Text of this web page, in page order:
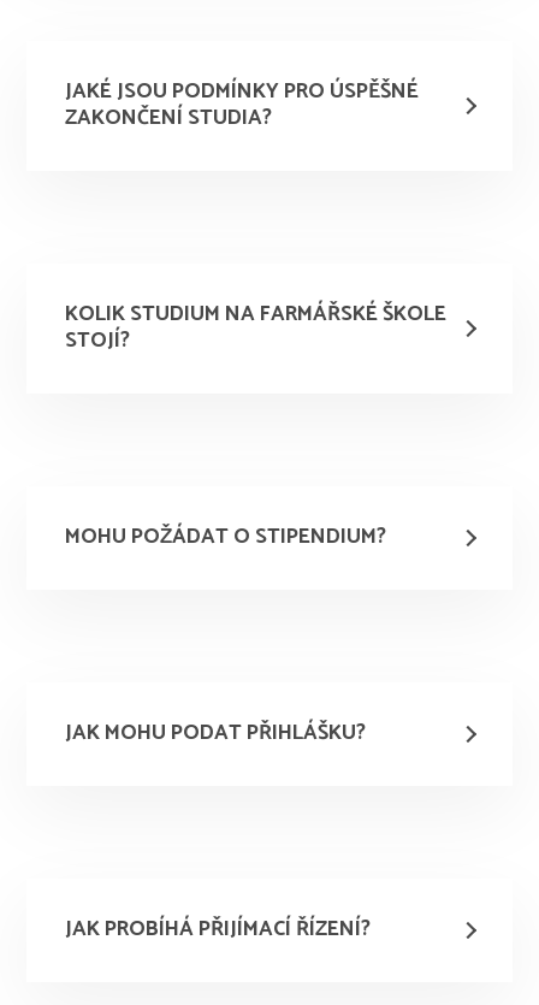
JAKÉ JSOU PODMÍNKY PRO ÚSPĚŠNÉ
ZAKONČENÍ STUDIA?
KOLIK STUDIUM NA FARMÁŘSKÉ ŠKOLE
STOJÍ?
MOHU POŽÁDAT O STIPENDIUM?
JAK MOHU PODAT PŘIHLÁŠKU?
JAK PROBÍHÁ PŘIJÍMACÍ ŘÍZENÍ?